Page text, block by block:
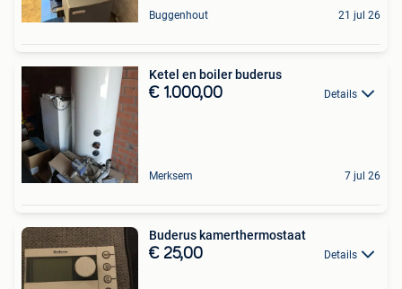
Buggenhout 21 jul 26
Ketel en boiler buderus
€ 1.000,00 Details
Merksem 7 jul 26
Buderus kamerthermostaat
€ 25,00 Details